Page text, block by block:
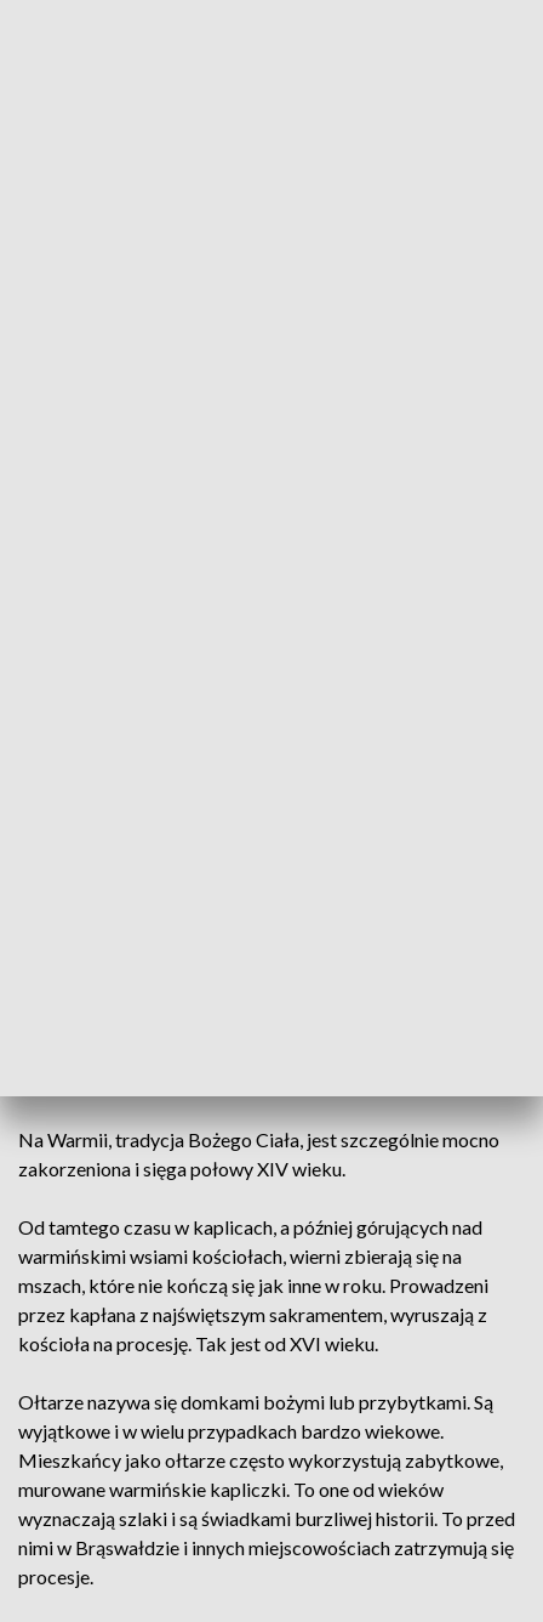
Na Warmii, tradycja Bożego Ciała, jest szczególnie mocno
zakorzeniona i sięga połowy XIV wieku.
Od tamtego czasu w kaplicach, a później górujących nad
warmińskimi wsiami kościołach, wierni zbierają się na
mszach, które nie kończą się jak inne w roku. Prowadzeni
przez kapłana z najświętszym sakramentem, wyruszają z
kościoła na procesję. Tak jest od XVI wieku.
Ołtarze nazywa się domkami bożymi lub przybytkami. Są
wyjątkowe i w wielu przypadkach bardzo wiekowe.
Mieszkańcy jako ołtarze często wykorzystują zabytkowe,
murowane warmińskie kapliczki. To one od wieków
wyznaczają szlaki i są świadkami burzliwej historii. To przed
nimi w Brąswałdzie i innych miejscowościach zatrzymują się
procesje.